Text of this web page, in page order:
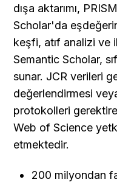
dışa aktarımı,
Scholar'da
keşfi, atıf analizi ve
Semantic Scholar,
sunar. JCR verileri
değerlendirmesi
protokolleri
Web of Science
etmektedir.
200 milyondan